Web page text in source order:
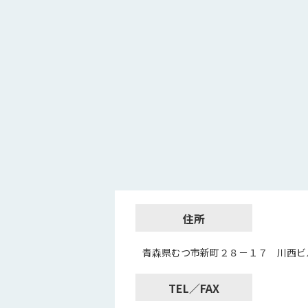
住所
青森県むつ市新町２８－１７ 川西ビ
TEL／FAX